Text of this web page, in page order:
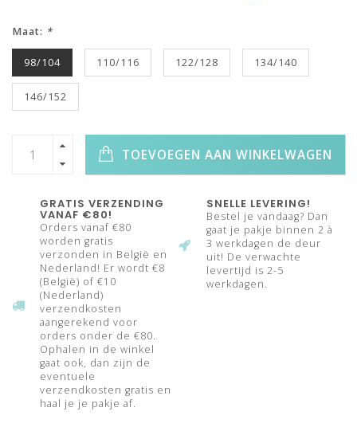
Maat: *
98/104 110/116 122/128 134/140
146/152
TOEVOEGEN AAN WINKELWAGEN
GRATIS VERZENDING
VANAF €80!
Orders vanaf €80
worden gratis
verzonden in België en
Nederland! Er wordt €8
(België) of €10
(Nederland)
verzendkosten
aangerekend voor
orders onder de €80.
Ophalen in de winkel
gaat ook, dan zijn de
eventuele
verzendkosten gratis en
haal je je pakje af.
SNELLE LEVERING!
Bestel je vandaag? Dan
gaat je pakje binnen 2 à
3 werkdagen de deur
uit! De verwachte
levertijd is 2-5
werkdagen.